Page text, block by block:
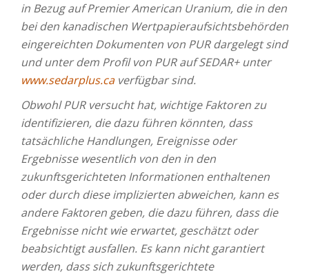
in Bezug auf Premier American Uranium, die in den
bei den kanadischen Wertpapieraufsichtsbehörden
eingereichten Dokumenten von PUR dargelegt sind
und unter dem Profil von PUR auf SEDAR+ unter
www.sedarplus.caverfügbar sind.
Obwohl PUR versucht hat, wichtige Faktoren zu
identifizieren, die dazu führen könnten, dass
tatsächliche Handlungen, Ereignisse oder
Ergebnisse wesentlich von den in den
zukunftsgerichteten Informationen enthaltenen
oder durch diese implizierten abweichen, kann es
andere Faktoren geben, die dazu führen, dass die
Ergebnisse nicht wie erwartet, geschätzt oder
beabsichtigt ausfallen. Es kann nicht garantiert
werden, dass sich zukunftsgerichtete